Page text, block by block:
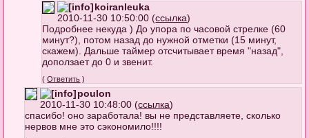
koiranleuka
2010-11-30 10:50:00 (ссылка)
Подробнее некуда ) До упора по часовой стрелке (60
минут?), потом назад до нужной отметки (15 минут,
скажем). Дальше таймер отсчитывает время "назад",
доползает до 0 и звенит.
(Ответить )
poulon
2010-11-30 10:48:00 (ссылка)
спасибо! оно заработала! вы не представляете, сколько
нервов мне это сэкономило!!!!